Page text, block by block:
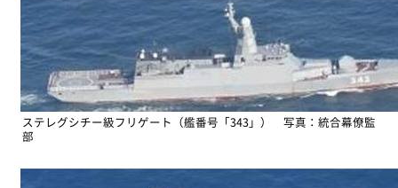
ステレグシチー級フリゲート（艦番号「343」） 写真：統合幕僚監
部